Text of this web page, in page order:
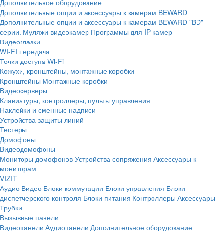
Дополнительное оборудование
Дополнительные опции и аксессуары к камерам BEWARD
Дополнительные опции и аксессуары к камерам BEWARD "BD"-
серии. Муляжи видеокамер Программы для IP камер
Видеоглазки
WI-FI передача
Точки доступа Wi-Fi
Кожухи, кронштейны, монтажные коробки
Кронштейны Монтажные коробки
Видеосерверы
Клавиатуры, контроллеры, пульты управления
Наклейки и сменные надписи
Устройства защиты линий
Тестеры
Домофоны
Видеодомофоны
Мониторы домофонов Устройства сопряжения Аксессуары к
мониторам
VIZIT
Аудио Видео Блоки коммутации Блоки управления Блоки
диспетчерского контроля Блоки питания Контроллеры Аксессуары
Трубки
Вызывные панели
Видеопанели Аудиопанели Дополнительное оборудование